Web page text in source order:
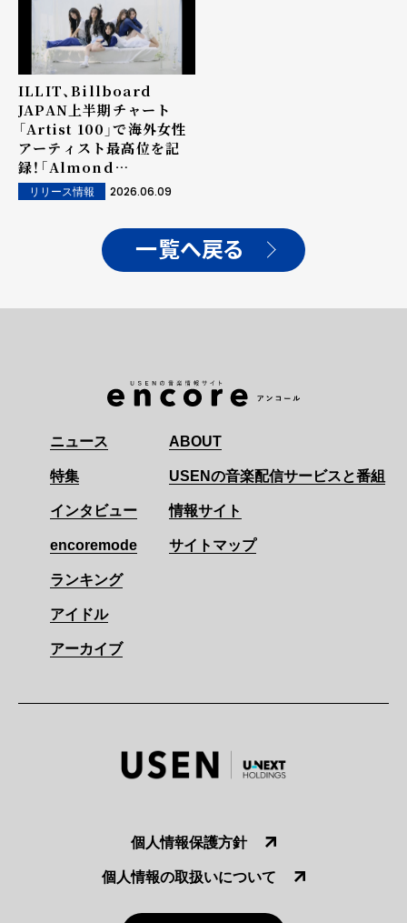
公開 & 『M
COUNTDOWN』出演！6
月12日午後1時に音源リリ
ース！
ILLIT、Billboard
JAPAN上半期チャート
「Artist 100」で海外女性
アーティスト最高位を記
録！「Almond
Chocolate」は「JAPAN
Hot 100」で73位にランク
イン...ロングヒットが際立
リリース情報 2026.06.09
一覧へ戻る
ニュース
特集
インタビュー
encoremode
ランキング
アイドル
アーカイブ
ABOUT
USENの音楽配信サービスと番組
情報サイト
サイトマップ
個人情報保護方針
個人情報の取扱いについて